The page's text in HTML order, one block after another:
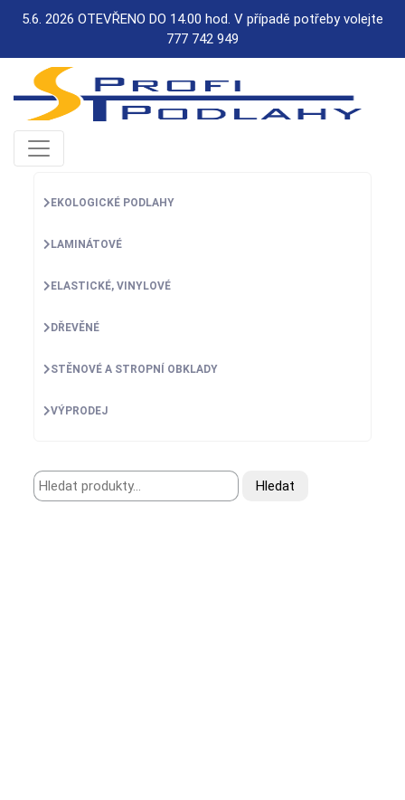
5.6. 2026 OTEVŘENO DO 14.00 hod. V případě potřeby volejte
777 742 949
EKOLOGICKÉ PODLAHY
LAMINÁTOVÉ
ELASTICKÉ, VINYLOVÉ
DŘEVĚNÉ
STĚNOVÉ A STROPNÍ OBKLADY
VÝPRODEJ
Hledat: Hledat